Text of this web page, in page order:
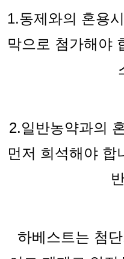
1.동제와의 혼용
막으로 첨가해야
2.일반농약과의
먼저 희석해야 합
하베스트는 첨